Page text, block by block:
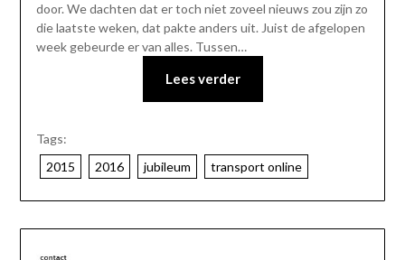
door. We dachten dat er toch niet zoveel nieuws zou zijn zo
die laatste weken, dat pakte anders uit. Juist de afgelopen
week gebeurde er van alles. Tussen…
Lees verder
Tags:
2015
2016 jubileum transport online